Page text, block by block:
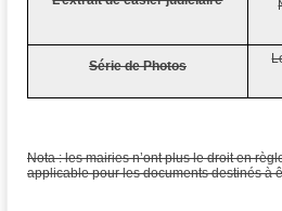
Série de Photos
Nota : les mairies n’ont plus le droit en
applicable pour les documents destinés à